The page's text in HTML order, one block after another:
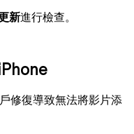
新進行檢查。
修復導致無法將影片添